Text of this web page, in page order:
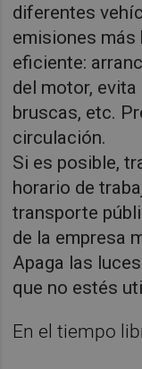
diferentes
emisiones más
eficiente:
del motor,
bruscas, etc.
circulación.
Si es posible,
horario de
transporte
de la empresa
Apaga las
que no estés
En el tiempo